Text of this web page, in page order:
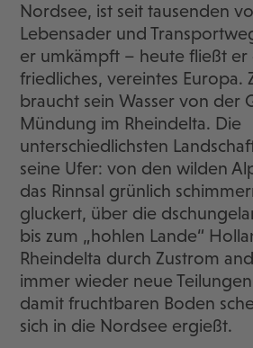
Nordsee, ist seit tausenden
Lebensader und
er umkämpft – heute fließt er
friedliches, vereintes Europa.
braucht sein Wasser von der
Mündung im Rheindelta. Die
unterschiedlichsten
seine Ufer: von den wilden
das Rinnsal grünlich
gluckert, über die
bis zum „hohlen Lande“
Rheindelta durch Zustrom
immer wieder neue
damit fruchtbaren Boden
sich in die Nordsee ergießt.